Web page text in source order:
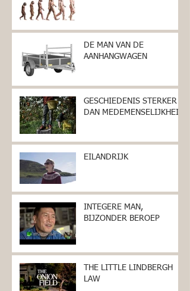
DE MAN VAN DE
AANHANGWAGEN
GESCHIEDENIS STERKER
DAN MEDEMENSELIJKHEID
EILANDRIJK
INTEGERE MAN,
BIJZONDER BEROEP
THE LITTLE LINDBERGH
LAW